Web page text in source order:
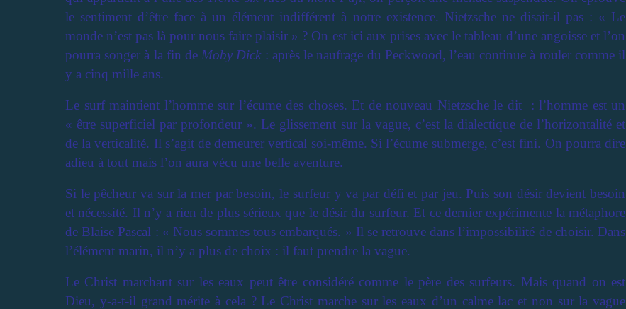
le sentiment d’être face à un élément indifférent à notre existence. Nietzsche ne disait-il pas : « Le
monde n’est pas là pour nous faire plaisir » ? On est ici aux prises avec le tableau d’une angoisse et l’on
pourra songer à la fin de Moby Dick: après le naufrage du Peckwood, l’eau continue à rouler comme il
y a cinq mille ans.
Le surf maintient l’homme sur l’écume des choses. Et de nouveau Nietzsche le dit : l’homme est un
« être superficiel par profondeur ». Le glissement sur la vague, c’est la dialectique de l’horizontalité et
de la verticalité. Il s’agit de demeurer vertical soi-même. Si l’écume submerge, c’est fini. On pourra dire
adieu à tout mais l’on aura vécu une belle aventure.
Si le pêcheur va sur la mer par besoin, le surfeur y va par défi et par jeu. Puis son désir devient besoin
et nécessité. Il n’y a rien de plus sérieux que le désir du surfeur. Et ce dernier expérimente la métaphore
de Blaise Pascal : « Nous sommes tous embarqués. » Il se retrouve dans l’impossibilité de choisir. Dans
l’élément marin, il n’y a plus de choix : il faut prendre la vague.
Le Christ marchant sur les eaux peut être considéré comme le père des surfeurs. Mais quand on est
Dieu, y-a-t-il grand mérite à cela ? Le Christ marche sur les eaux d’un calme lac et non sur la vague